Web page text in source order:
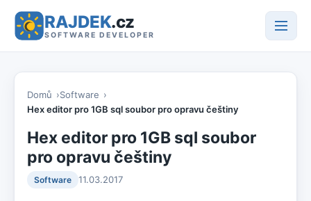
RAJDEK.cz
SOFTWARE DEVELOPER
Domů
Software
Hex editor pro 1GB sql soubor pro opravu češtiny
Hex editor pro 1GB sql soubor
pro opravu češtiny
Software 11.03.2017